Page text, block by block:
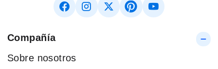
Compañía
Sobre nosotros